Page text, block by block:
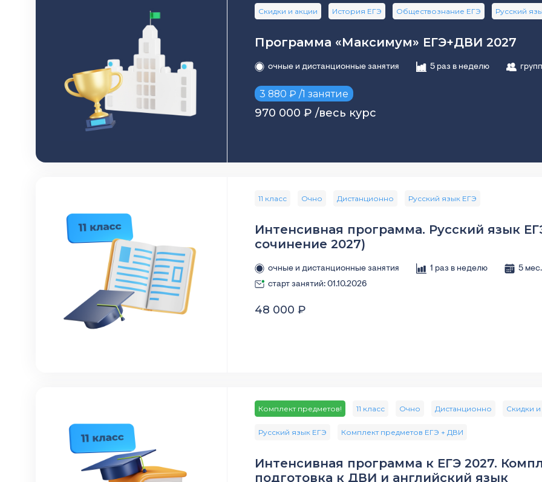
Скидки и акции История ЕГЭ Обществознание ЕГЭ Русский
Программа «Максимум» ЕГЭ+ДВИ 2027
очные и дистанционные занятия 5 раз в неделю
3 880 ₽ /1 занятие
970 000 ₽ /весь курс
11 класс Очно Дистанционно Русский язык ЕГЭ
Интенсивная программа. Русский язык
сочинение 2027)
очные и дистанционные занятия 1 раз в неделю 5 мес.
старт занятий: 01.10.2026
48 000 ₽
Комплект предметов! 11 класс Очно Дистанционно Скидки
Русский язык ЕГЭ Комплект предметов ЕГЭ + ДВИ
Интенсивная программа к ЕГЭ 2027.
подготовка к ДВИ и английский язык